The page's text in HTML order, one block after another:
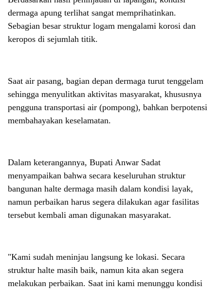
dermaga apung terlihat sangat memprihatinkan.
Sebagian besar struktur logam mengalami korosi dan
keropos di sejumlah titik.
Saat air pasang, bagian depan dermaga turut tenggelam
sehingga menyulitkan aktivitas masyarakat, khususnya
pengguna transportasi air (pompong), bahkan berpotensi
membahayakan keselamatan.
Dalam keterangannya, Bupati Anwar Sadat
menyampaikan bahwa secara keseluruhan struktur
bangunan halte dermaga masih dalam kondisi layak,
namun perbaikan harus segera dilakukan agar fasilitas
tersebut kembali aman digunakan masyarakat.
"Kami sudah meninjau langsung ke lokasi. Secara
struktur halte masih baik, namun kita akan segera
melakukan perbaikan. Saat ini kami menunggu kondisi